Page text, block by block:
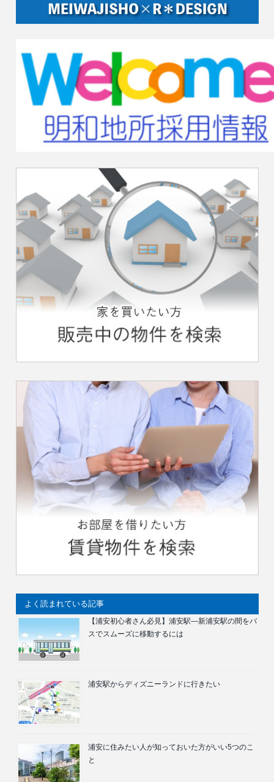
よく読まれている記事
【浦安初心者さん必見】浦安駅―新浦安駅の間をバ
スでスムーズに移動するには
浦安駅からディズニーランドに行きたい
浦安に住みたい人が知っておいた方がいい5つのこ
と